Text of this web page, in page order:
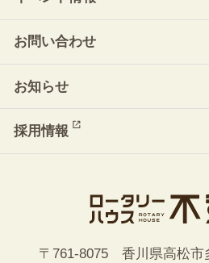
お問い合わせ
お知らせ
採用情報
〒761-8075 香川県高松市